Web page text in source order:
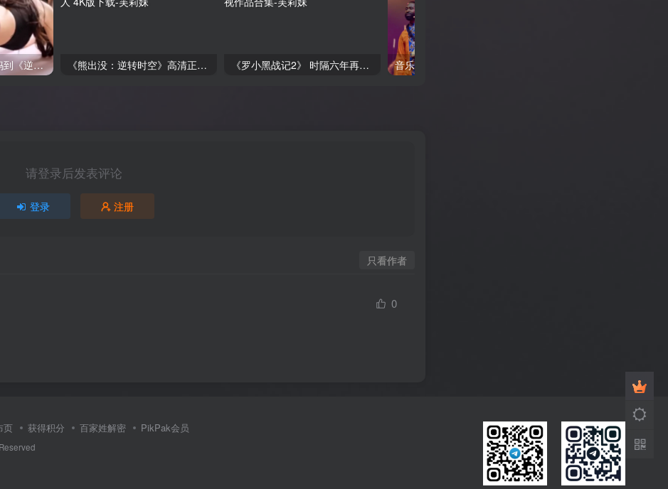
王星辰专辑：从浩浩妈到《逆袭人生》20部网剧合集下载 《熊出没：逆转时空》高清正式版 穿越时去冒险，光头强变身职场人 4K版下载 《罗小黑战记2》 时隔六年再上线, 流媒体热度依旧不减 附相关影视作品合集
请登录后发表评论
登录 注册
只看作者
0
页 获得积分 百家姓解密 PikPak会员